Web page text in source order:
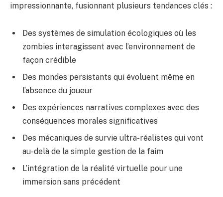
impressionnante, fusionnant plusieurs tendances clés :
Des systèmes de simulation écologiques où les
zombies interagissent avec l’environnement de
façon crédible
Des mondes persistants qui évoluent même en
l’absence du joueur
Des expériences narratives complexes avec des
conséquences morales significatives
Des mécaniques de survie ultra-réalistes qui vont
au-delà de la simple gestion de la faim
L’intégration de la réalité virtuelle pour une
immersion sans précédent